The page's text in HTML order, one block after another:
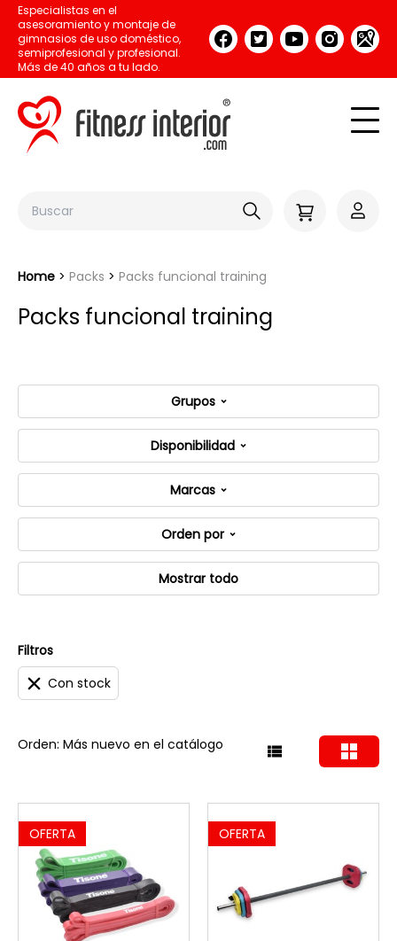
Especialistas en el
asesoramiento y montaje de
gimnasios de uso doméstico,
semiprofesional y profesional.
Más de 40 años a tu lado.
Home Packs Packs funcional training
Packs funcional training
Grupos
Disponibilidad
Marcas
Orden por
Mostrar todo
Filtros
Con stock
Orden: Más nuevo en el catálogo
OFERTA OFERTA